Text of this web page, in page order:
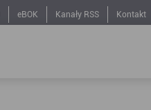
eBOK Kanały RSS Kontakt